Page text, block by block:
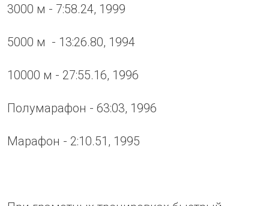
3000 м - 7:58.24, 1999
5000 м - 13:26.80, 1994
10000 м - 27:55.16, 1996
Полумарафон - 63:03, 1996
Марафон - 2:10.51, 1995